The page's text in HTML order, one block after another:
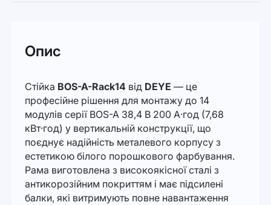
Опис
Стійка BOS-A-Rack14 від DEYE — це
професійне рішення для монтажу до 14
модулів серії BOS-A 38,4 В 200 А·год (7,68
кВт·год) у вертикальній конструкції, що
поєднує надійність металевого корпусу з
естетикою білого порошкового фарбування.
Рама виготовлена з високоякісної сталі з
антикорозійним покриттям і має підсилені
балки, які витримують повне навантаження